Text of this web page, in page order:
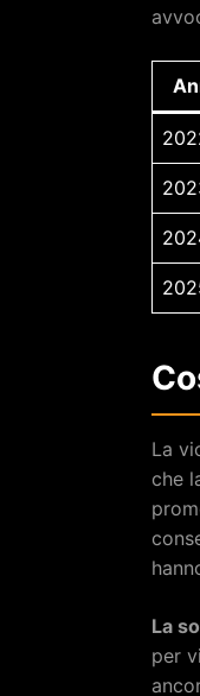
La
che
La
per